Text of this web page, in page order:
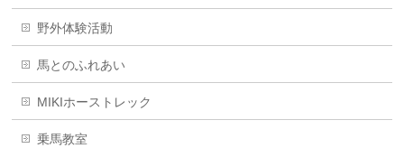
野外体験活動
馬とのふれあい
MIKIホーストレック
乗馬教室